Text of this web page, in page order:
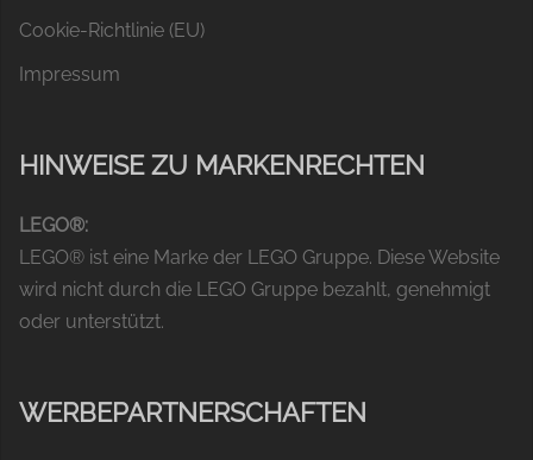
Cookie-Richtlinie (EU)
Impressum
HINWEISE ZU MARKENRECHTEN
LEGO®:
LEGO® ist eine Marke der LEGO Gruppe. Diese Website
wird nicht durch die LEGO Gruppe bezahlt, genehmigt
oder unterstützt.
WERBEPARTNERSCHAFTEN